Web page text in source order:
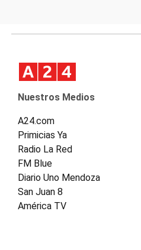
Nuestros Medios
A24.com
Primicias Ya
Radio La Red
FM Blue
Diario Uno Mendoza
San Juan 8
América TV